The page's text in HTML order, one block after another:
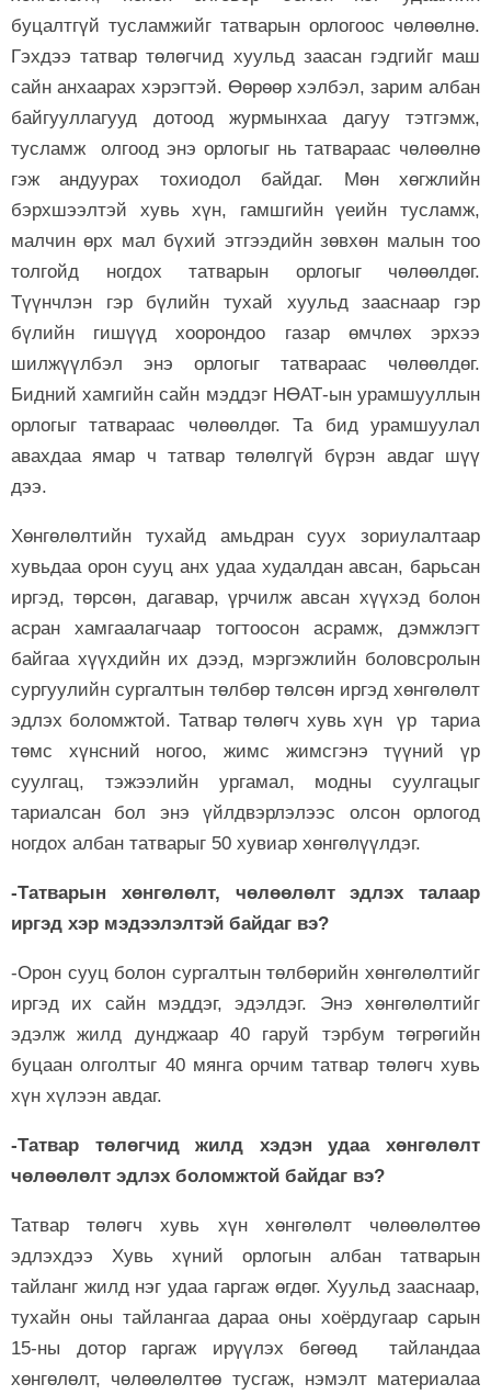
буцалтгүй тусламжийг татварын орлогоос чөлөөлнө.
Гэхдээ татвар төлөг­чид хуульд заасан гэдгийг маш
сайн анхаарах хэрэгтэй. Өөрөөр хэлбэл, зарим албан
байгууллагууд дотоод журмынхаа дагуу тэтгэмж,
тусламж олгоод энэ орлогыг нь татвараас чөлөөлнө
гэж андуурах тохиодол байдаг. Мөн хөгжлийн
бэрхшээлтэй хувь хүн, гамшгийн үеийн тусламж,
малчин өрх мал бүхий этгээдийн зөвхөн малын тоо
толгойд ногдох татварын орлогыг чөлөөлдөг.
Түүнчлэн гэр бүлийн тухай хуульд зааснаар гэр
бүлийн гишүүд хоорондоо газар өмчлөх эрхээ
шилжүүлбэл энэ орлогыг татвараас чөлөөлдөг.
Бидний хамгийн сайн мэддэг НӨАТ-ын урамшууллын
орлогыг татвараас чөлөөлдөг. Та бид урамшуулал
авахдаа ямар ч татвар төлөлгүй бүрэн авдаг шүү
дээ.
Хөнгөлөлтийн тухайд амьдран суух зориулалтаар
хувьдаа орон сууц анх удаа худалдан авсан, барьсан
иргэд, төрсөн, дагавар, үрчилж авсан хүүхэд болон
асран хамгаалагчаар тогтоосон асрамж, дэмжлэгт
байгаа хүүх­дийн их дээд, мэргэжлийн боловсролын
сургуулийн сур­галтын төлбөр төлсөн иргэд хөнгөлөлт
эдлэх боломжтой. Татвар төлөгч хувь хүн үр тариа
төмс хүнсний ногоо, жимс жимсгэнэ түүний үр
суулгац, тэжээлийн ургамал, модны суулгацыг
тариалсан бол энэ үйлдвэрлэлээс олсон орлогод
ногдох албан татварыг 50 хувиар хөнгөлүүлдэг.
-Татварын хөнгөлөлт, чөлөөлөлт эдлэх талаар
иргэд хэр мэдээлэлтэй байдаг вэ?
-Орон сууц болон сургалтын төлбөрийн хөнгөлөлтийг
иргэд их сайн мэддэг, эдэлдэг. Энэ хөнгөлөлтийг
эдэлж жилд дунджаар 40 гаруй тэрбум төгрөгийн
буцаан олголтыг 40 мянга орчим татвар төлөгч хувь
хүн хүлээн авдаг.
-Татвар төлөгчид жилд хэдэн удаа хөнгөлөлт
чөлөөлөлт эдлэх боломжтой байдаг вэ?
Татвар төлөгч хувь хүн хөнгөлөлт чөлөөлөлтөө
эдлэхдээ Хувь хүний орлогын албан татварын
тайланг жилд нэг удаа гаргаж өгдөг. Хуульд зааснаар,
тухайн оны тайлангаа дараа оны хоёрдугаар сарын
15-ны дотор гаргаж ирүүлэх бөгөөд тайландаа
хөнгөлөлт, чөлөөлөлтөө тусгаж, нэмэлт материалаа